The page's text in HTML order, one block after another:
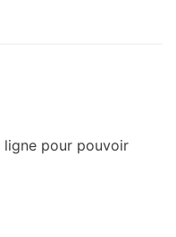
ligne pour pouvoir